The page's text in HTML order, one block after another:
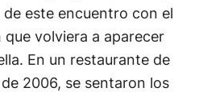
este encuentro con el
volviera a aparecer
En un restaurante de
2006, se sentaron los